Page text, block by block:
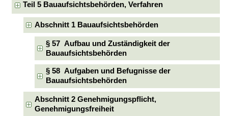
Teil 5 Bauaufsichtsbehörden, Verfahren
Abschnitt 1 Bauaufsichtsbehörden
§ 57 Aufbau und Zuständigkeit der
Bauaufsichtsbehörden
§ 58 Aufgaben und Befugnisse der
Bauaufsichtsbehörden
Abschnitt 2 Genehmigungspflicht,
Genehmigungsfreiheit